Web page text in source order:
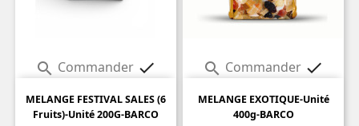
 Commander 
MELANGE FESTIVAL SALES (6
Fruits)-Unité 200G-BARCO
 Commander 
MELANGE EXOTIQUE-Unité
400g-BARCO